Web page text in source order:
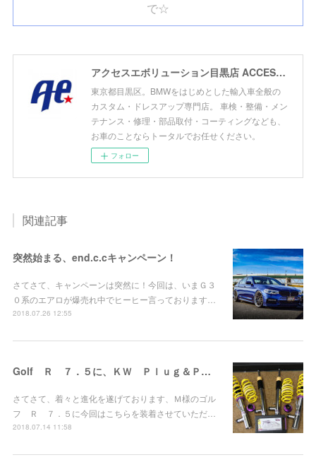
で☆
アクセスエボリューション目黒店 ACCESS EVOLUTION MEGURO
東京都目黒区。BMWをはじめとした輸入車全般の
カスタム・ドレスアップ専門店。 車検・整備・メン
テナンス・修理・部品取付・コーティングなども、
お車のことならトータルでお任せください。
フォロー
関連記事
突然始まる、end.c.cキャンペーン！
さてさて、キャンペーンは突然に！今回は、いまＧ３
０系のエアロが爆売れ中でヒーヒー言っております…
2018.07.26 12:55
Golf Ｒ ７．５に、ＫＷ Ｐｌｕｇ＆Ｐｌａｙお取り付け！
さてさて、着々と進化を遂げております、Ｍ様のゴル
フ Ｒ ７．５に今回はこちらを装着させていただ…
2018.07.14 11:58